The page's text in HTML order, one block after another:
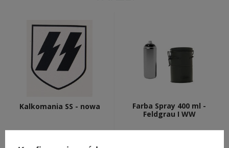
Kalkomania SS - nowa
Farba Spray 400 ml -
Feldgrau I WW